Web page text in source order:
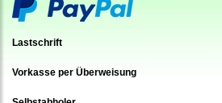
Lastschrift
Vorkasse per Überweisung